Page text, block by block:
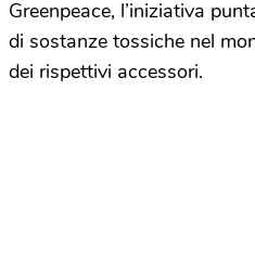
Greenpeace, l’iniziativa
di sostanze tossiche nel
dei rispettivi accessori.